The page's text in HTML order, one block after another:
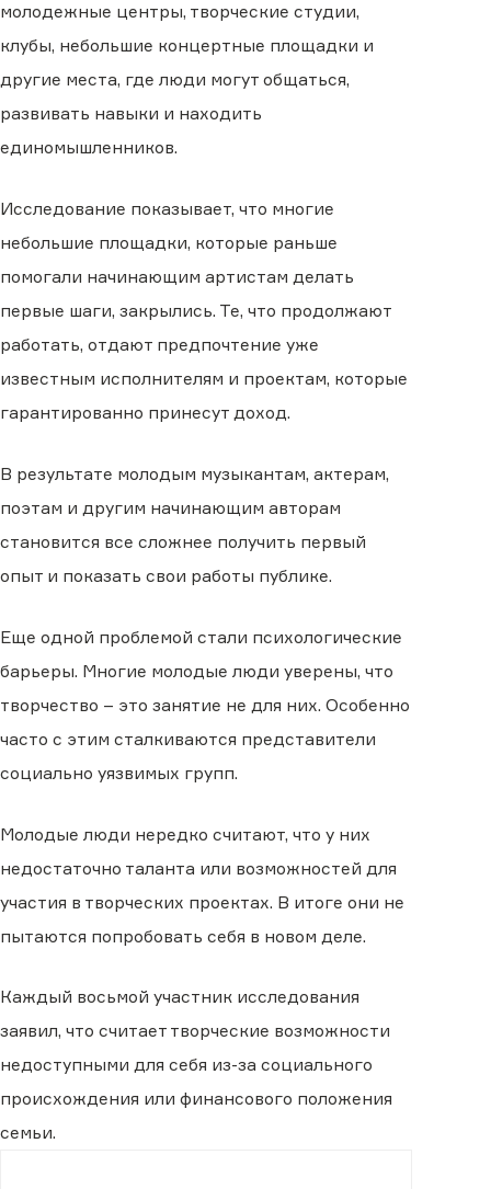
молодежные центры, творческие студии,
клубы, небольшие концертные площадки и
другие места, где люди могут общаться,
развивать навыки и находить
единомышленников.
Исследование показывает, что многие
небольшие площадки, которые раньше
помогали начинающим артистам делать
первые шаги, закрылись. Те, что продолжают
работать, отдают предпочтение уже
известным исполнителям и проектам, которые
гарантированно принесут доход.
В результате молодым музыкантам, актерам,
поэтам и другим начинающим авторам
становится все сложнее получить первый
опыт и показать свои работы публике.
Еще одной проблемой стали психологические
барьеры. Многие молодые люди уверены, что
творчество – это занятие не для них. Особенно
часто с этим сталкиваются представители
социально уязвимых групп.
Молодые люди нередко считают, что у них
недостаточно таланта или возможностей для
участия в творческих проектах. В итоге они не
пытаются попробовать себя в новом деле.
Каждый восьмой участник исследования
заявил, что считает творческие возможности
недоступными для себя из-за социального
происхождения или финансового положения
семьи.